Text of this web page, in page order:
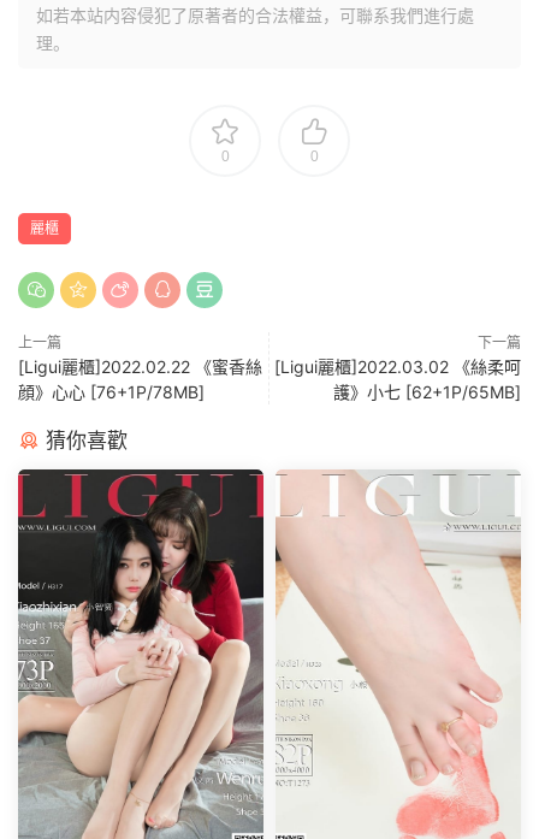
如若本站内容侵犯了原著者的合法權益，可聯系我們進行處
理。
0 0
麗櫃
上一篇
[Ligui麗櫃]2022.02.22 《蜜香絲
顔》心心 [76+1P/78MB]
下一篇
[Ligui麗櫃]2022.03.02 《絲柔呵
護》小七 [62+1P/65MB]
猜你喜歡